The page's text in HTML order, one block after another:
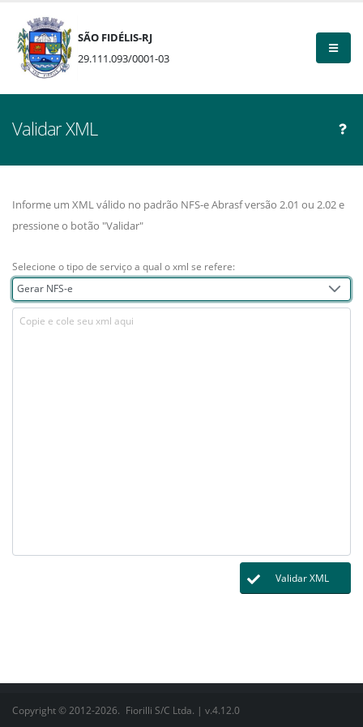
SÃO FIDÉLIS-RJ
29.111.093/0001-03
Validar XML
Informe um XML válido no padrão NFS-e Abrasf versão 2.01 ou 2.02 e
pressione o botão "Validar"
Selecione o tipo de serviço a qual o xml se refere:
Gerar NFS-e
Validar XML
Copyright © 2012-2026. Fiorilli S/C Ltda. | v.4.12.0